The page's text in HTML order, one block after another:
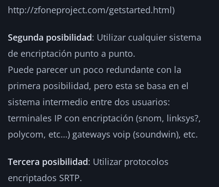
http://zfoneproject.com/getstarted.html)
Segunda posibilidad: Utilizar cualquier sistema
de encriptación punto a punto.
Puede parecer un poco redundante con la
primera posibilidad, pero esta se basa en el
sistema intermedio entre dos usuarios:
terminales IP con encriptación (snom, linksys?,
polycom, etc…) gateways voip (soundwin), etc.
Tercera posibilidad: Utilizar protocolos
encriptados SRTP.